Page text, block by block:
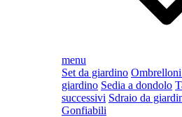
menu
Set da giardino
giardino Sedia a dondolo
successivi Sdraio da
Gonfiabili